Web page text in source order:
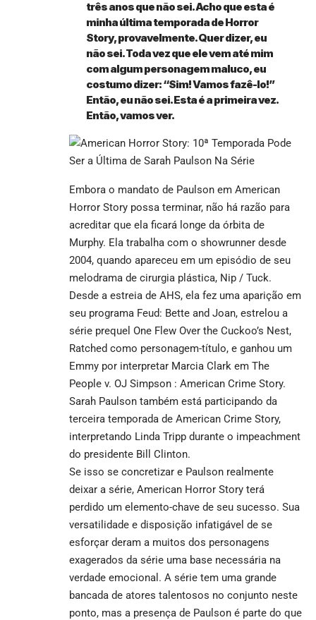
três anos que não sei. Acho que esta é
minha última temporada de Horror
Story, provavelmente. Quer dizer, eu
não sei. Toda vez que ele vem até mim
com algum personagem maluco, eu
costumo dizer: “Sim! Vamos fazê-lo!”
Então, eu não sei. Esta é a primeira vez.
Então, vamos ver.
Embora o mandato de Paulson em American
Horror Story possa terminar, não há razão para
acreditar que ela ficará longe da órbita de
Murphy. Ela trabalha com o showrunner desde
2004, quando apareceu em um episódio de seu
melodrama de cirurgia plástica, Nip / Tuck.
Desde a estreia de AHS, ela fez uma aparição em
seu programa Feud: Bette and Joan, estrelou a
série prequel One Flew Over the Cuckoo’s Nest,
Ratched como personagem-título, e ganhou um
Emmy por interpretar Marcia Clark em The
People v. OJ Simpson : American Crime Story.
Sarah Paulson também está participando da
terceira temporada de American Crime Story,
interpretando Linda Tripp durante o impeachment
do presidente Bill Clinton.
Se isso se concretizar e Paulson realmente
deixar a série, American Horror Story terá
perdido um elemento-chave de seu sucesso. Sua
versatilidade e disposição infatigável de se
esforçar deram a muitos dos personagens
exagerados da série uma base necessária na
verdade emocional. A série tem uma grande
bancada de atores talentosos no conjunto neste
ponto, mas a presença de Paulson é parte do que